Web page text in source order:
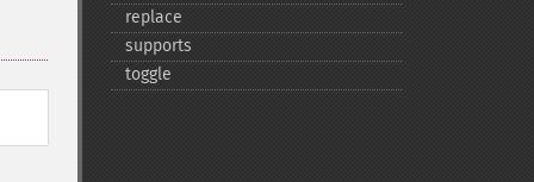
replace
supports
toggle